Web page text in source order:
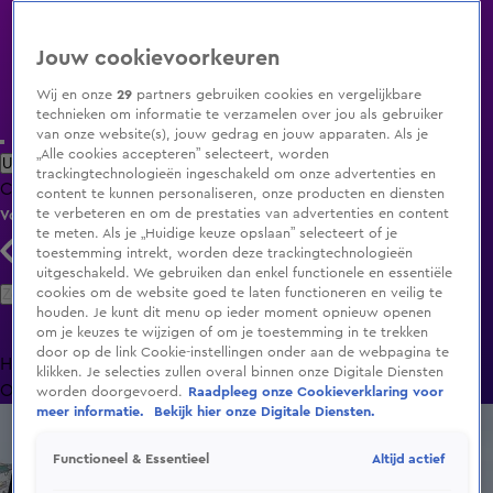
Uitzending Gemist Populaire programma's Zenders Genres
ClipsFilmsRadioSmart TV inlogShop
Volg KIJK
Zoeken
HomeUitzending Gemist Programma's De Bondgenoten
OranjezomerLivestreamsShop
Jouw cookievoorkeuren
Wij en onze29 partners gebruiken cookies en vergelijkbare
technieken om informatie te verzamelen over jou als gebruiker
van onze website(s), jouw gedrag en jouw apparaten. Als je
„Alle cookies accepteren” selecteert, worden
trackingtechnologieën ingeschakeld om onze advertenties en
content te kunnen personaliseren, onze producten en diensten
te verbeteren en om de prestaties van advertenties en content
te meten. Als je „Huidige keuze opslaan” selecteert of je
toestemming intrekt, worden deze trackingtechnologieën
uitgeschakeld. We gebruiken dan enkel functionele en essentiële
cookies om de website goed te laten functioneren en veilig te
houden. Je kunt dit menu op ieder moment opnieuw openen
om je keuzes te wijzigen of om je toestemming in te trekken
door op de link Cookie-instellingen onder aan de webpagina te
klikken. Je selecties zullen overal binnen onze Digitale Diensten
worden doorgevoerd.
Raadpleeg onze Cookieverklaring voor
meer informatie.
Bekijk hier onze Digitale Diensten.
Functioneel & Essentieel Altijd actief